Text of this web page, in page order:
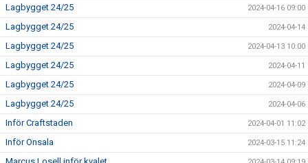
Lagbygget 24/25 2024-04-16 09:00
Lagbygget 24/25 2024-04-14
Lagbygget 24/25 2024-04-13 10:00
Lagbygget 24/25 2024-04-11
Lagbygget 24/25 2024-04-09
Lagbygget 24/25 2024-04-06
Inför Craftstaden 2024-04-01 11:02
Inför Onsala 2024-03-15 11:24